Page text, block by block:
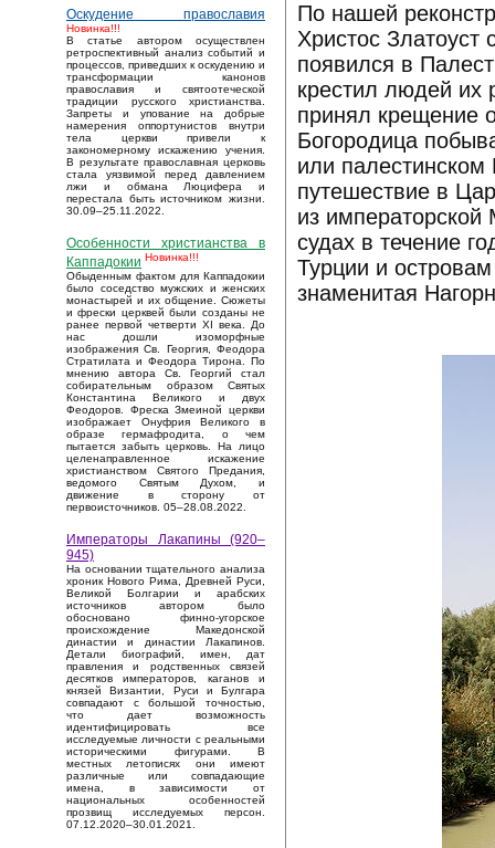
Оскудение православия
Новинка!!!
В статье автором осуществлен
ретроспективный анализ событий и
процессов, приведших к оскудению и
трансформации канонов
православия и святоотеческой
традиции русского христианства.
Запреты и упование на добрые
намерения оппортунистов внутри
тела церкви привели к
закономерному искажению учения.
В результате православная церковь
стала уязвимой перед давлением
лжи и обмана Люцифера и
перестала быть источником жизни.
30.09–25.11.2022.
Особенности христианства в
Каппадокии Новинка!!!
Обыденным фактом для Каппадокии
было соседство мужских и женских
монастырей и их общение. Сюжеты
и фрески церквей были созданы не
ранее первой четверти XI века. До
нас дошли изоморфные
изображения Св. Георгия, Феодора
Стратилата и Феодора Тирона. По
мнению автора Св. Георгий стал
собирательным образом Святых
Константина Великого и двух
Феодоров. Фреска Змеиной церкви
изображает Онуфрия Великого в
образе гермафродита, о чем
пытается забыть церковь. На лицо
целенаправленное искажение
христианством Святого Предания,
ведомого Святым Духом, и
движение в сторону от
первоисточников. 05–28.08.2022.
Императоры Лакапины (920–
945)
На основании тщательного анализа
хроник Нового Рима, Древней Руси,
Великой Болгарии и арабских
источников автором было
обосновано финно-угорское
происхождение Македонской
династии и династии Лакапинов.
Детали биографий, имен, дат
правления и родственных связей
десятков императоров, каганов и
князей Византии, Руси и Булгара
совпадают с большой точностью,
что дает возможность
идентифицировать все
исследуемые личности с реальными
историческими фигурами. В
местных летописях они имеют
различные или совпадающие
имена, в зависимости от
национальных особенностей
прозвищ исследуемых персон.
07.12.2020–30.01.2021.
По нашей
Христос
появился в
крестил людей их
принял крещение
Богородица
или
путешествие в
из
судах в течение
Турции и
знаменитая